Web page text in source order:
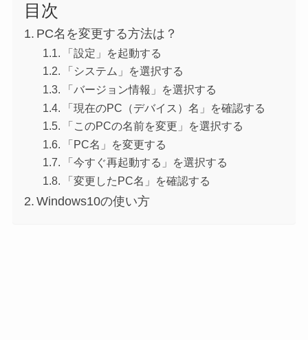
目次
PC名を変更する方法は？
「設定」を起動する
「システム」を選択する
「バージョン情報」を選択する
「現在のPC（デバイス）名」を確認する
「このPCの名前を変更」を選択する
「PC名」を変更する
「今すぐ再起動する」を選択する
「変更したPC名」を確認する
Windows10の使い方